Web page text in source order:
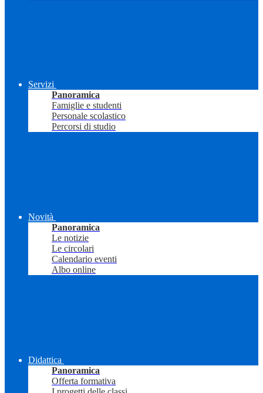
Servizi
Panoramica
Famiglie e studenti
Personale scolastico
Percorsi di studio
Novità
Panoramica
Le notizie
Le circolari
Calendario eventi
Albo online
Didattica
Panoramica
Offerta formativa